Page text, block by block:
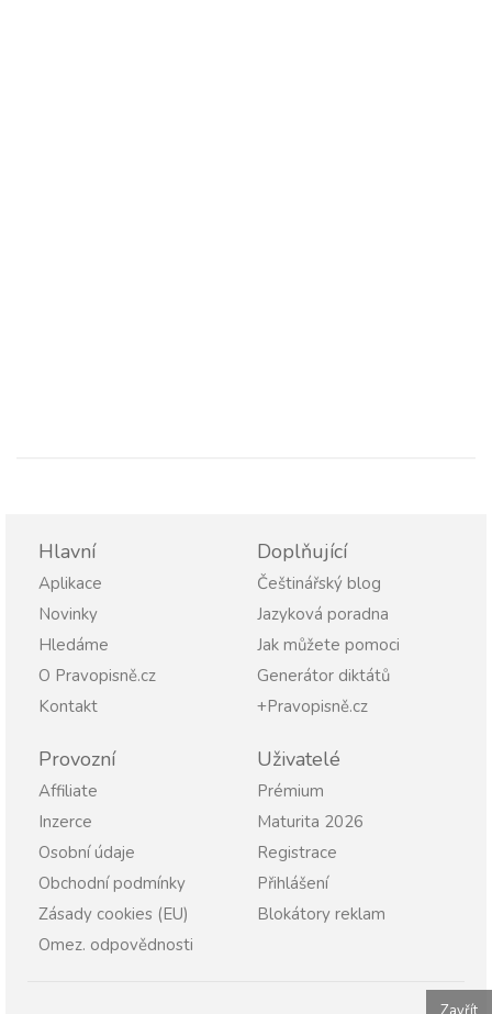
Hlavní
Aplikace
Novinky
Hledáme
O Pravopisně.cz
Kontakt
Doplňující
Češtinářský blog
Jazyková poradna
Jak můžete pomoci
Generátor diktátů
+Pravopisně.cz
Provozní
Affiliate
Inzerce
Osobní údaje
Obchodní podmínky
Zásady cookies (EU)
Omez. odpovědnosti
Uživatelé
Prémium
Maturita 2026
Registrace
Přihlášení
Blokátory reklam